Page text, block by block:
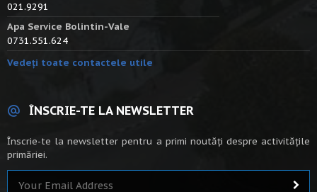
021.9291
Apa Service Bolintin-Vale
0731.551.624
Vedeți toate contactele utile
ÎNSCRIE-TE LA NEWSLETTER
Înscrie-te la newsletter pentru a primi noutăți despre activitățile
primăriei.